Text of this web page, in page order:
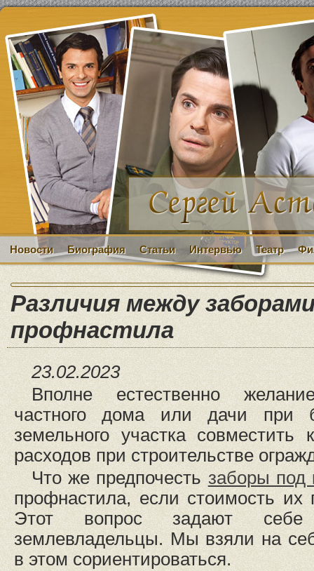
Новости Биография Статьи Интервью Театр
Различия между
профнастила
23.02.2023
Вполне естественно
частного дома или дачи при
земельного участка совместить
расходов при строительстве
Что же предпочесть заборы под
профнастила, если стоимость их
Этот вопрос задают себе
землевладельцы. Мы взяли на
в этом сориентироваться.